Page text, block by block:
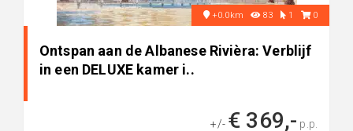
+0.0km 83 1 0
Ontspan aan de Albanese Rivièra: Verblijf
in een DELUXE kamer i..
+/- € 369,- p.p.